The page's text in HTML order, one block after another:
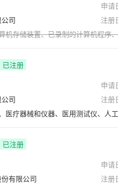
司
申请
注册
机存储装置、已录制的计算机程序、
已注册
司
申请
注册
医疗器械和仪器、医用测试仪、人
已注册
有限公司
申请
注册